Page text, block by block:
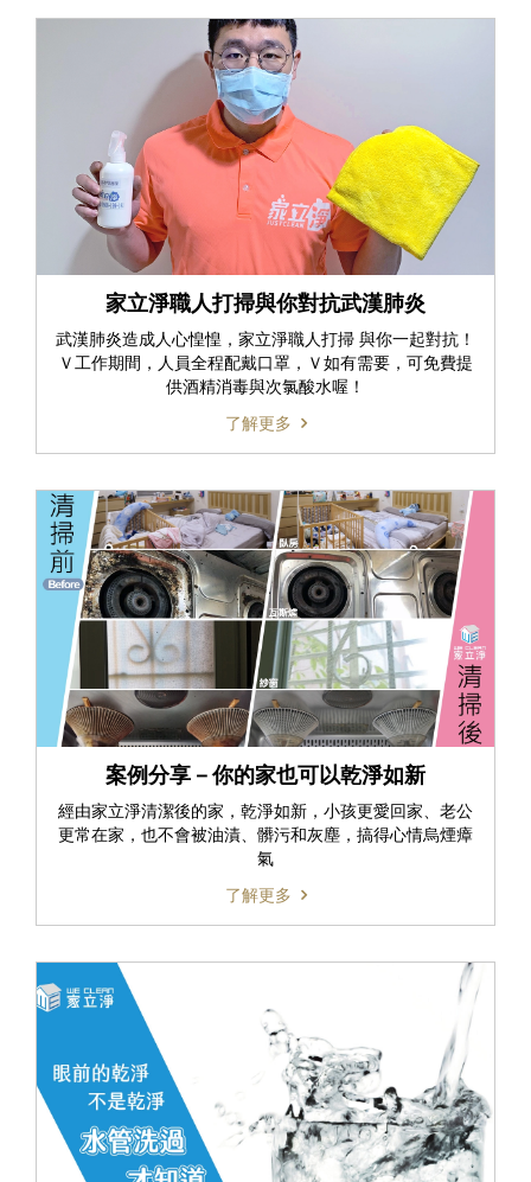
家立淨職人打掃與你對抗武漢肺炎
武漢肺炎造成人心惶惶，家立淨職人打掃 與你一起對抗！
Ｖ工作期間，人員全程配戴口罩，Ｖ如有需要，可免費提
供酒精消毒與次氯酸水喔！
了解更多
案例分享－你的家也可以乾淨如新
經由家立淨清潔後的家，乾淨如新，小孩更愛回家、老公
更常在家，也不會被油漬、髒污和灰塵，搞得心情烏煙瘴
氣
了解更多